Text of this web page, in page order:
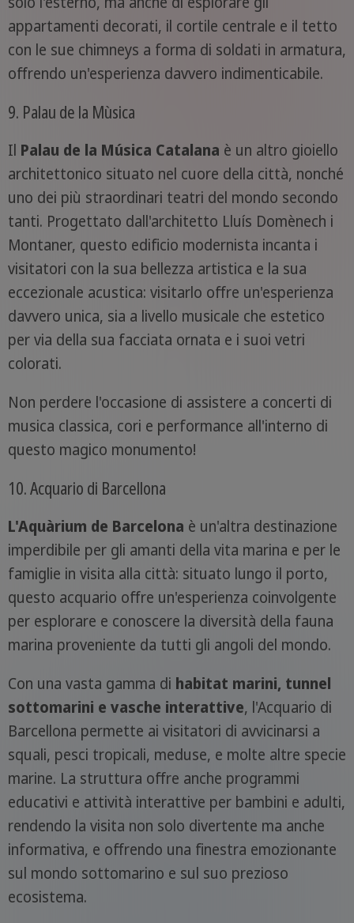
appartamenti decorati, il cortile centrale e il tetto
con le sue chimneys a forma di soldati in armatura,
offrendo un'esperienza davvero indimenticabile.
9. Palau de la Mùsica
Il Palau de la Música Catalana è un altro gioiello
architettonico situato nel cuore della città, nonché
uno dei più straordinari teatri del mondo secondo
tanti. Progettato dall'architetto Lluís Domènech i
Montaner, questo edificio modernista incanta i
visitatori con la sua bellezza artistica e la sua
eccezionale acustica: visitarlo offre un'esperienza
davvero unica, sia a livello musicale che estetico
per via della sua facciata ornata e i suoi vetri
colorati.
Non perdere l'occasione di assistere a concerti di
musica classica, cori e performance all'interno di
questo magico monumento!
10. Acquario di Barcellona
L'Aquàrium de Barcelona è un'altra destinazione
imperdibile per gli amanti della vita marina e per le
famiglie in visita alla città: situato lungo il porto,
questo acquario offre un'esperienza coinvolgente
per esplorare e conoscere la diversità della fauna
marina proveniente da tutti gli angoli del mondo.
Con una vasta gamma di habitat marini, tunnel
sottomarini e vasche interattive, l'Acquario di
Barcellona permette ai visitatori di avvicinarsi a
squali, pesci tropicali, meduse, e molte altre specie
marine. La struttura offre anche programmi
educativi e attività interattive per bambini e adulti,
rendendo la visita non solo divertente ma anche
informativa, e offrendo una finestra emozionante
sul mondo sottomarino e sul suo prezioso
ecosistema.